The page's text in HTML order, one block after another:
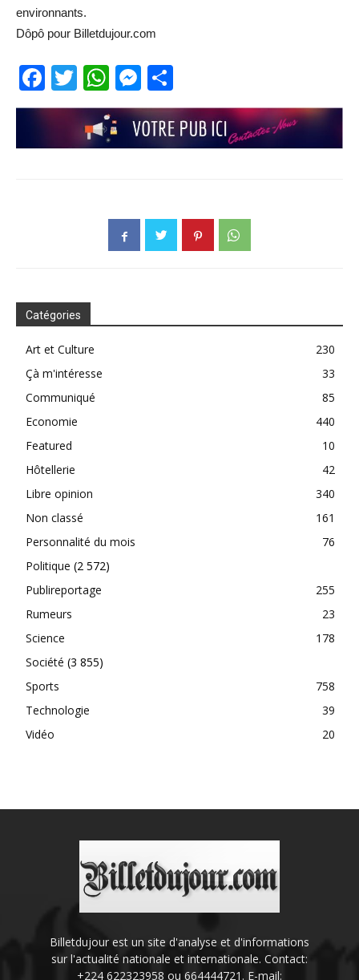
environnants.
Dôpô pour Billetdujour.com
Facebook
TwitterWhatsApp
Messenger
Catégories
Art et Culture
230
Çà m'intéresse
33
Communiqué
85
Economie
440
Featured
10
Hôtellerie
42
Libre opinion
340
Non classé
161
Personnalité du mois
76
Politique (2 572)
Publireportage
255
Rumeurs
23
Science
178
Société (3 855)
Sports
758
Technologie
39
Vidéo
20
Billetdujour est un site d'analyse et d'informations
sur l'actualité nationale et internationale. Contact:
+224 622323958 ou 664444721. E-mail: